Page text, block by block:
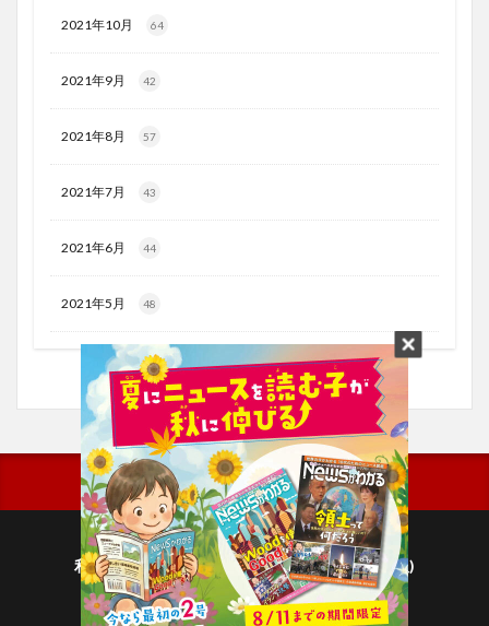
2021年10月 64
2021年9月 42
2021年8月 57
2021年7月 43
2021年6月 44
2021年5月 48
利用規約
プライバシーポリシー(毎日新聞出版)
個人情報について(毎日新聞社)